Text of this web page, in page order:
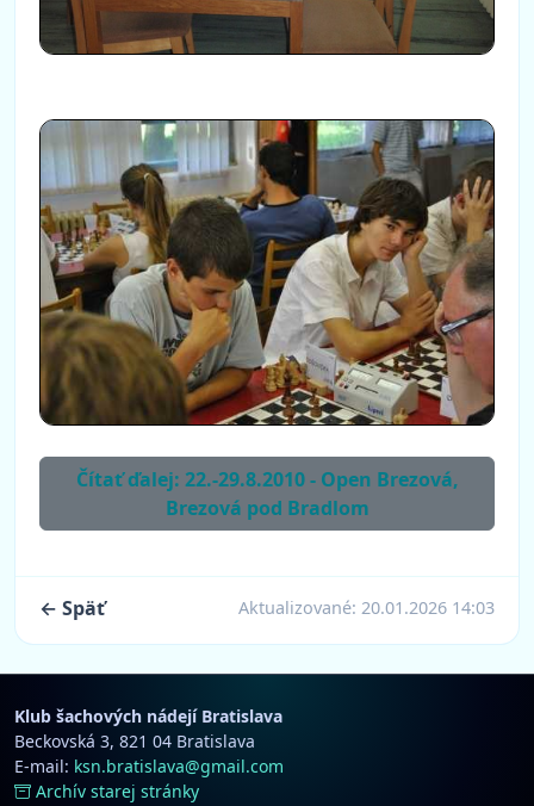
Čítať ďalej: 22.-29.8.2010 - Open Brezová,
Brezová pod Bradlom
← Späť Aktualizované: 20.01.2026 14:03
Klub šachových nádejí Bratislava
Beckovská 3, 821 04 Bratislava
E-mail: ksn.bratislava@gmail.com
Archív starej stránky